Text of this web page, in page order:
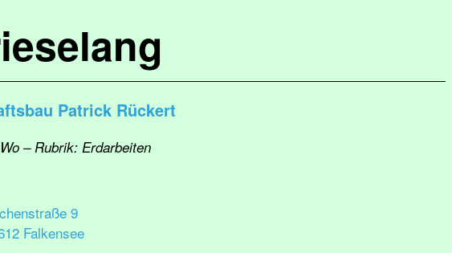
Patrick Rückert
– Rubrik: Erdarbeiten
9
Falkensee